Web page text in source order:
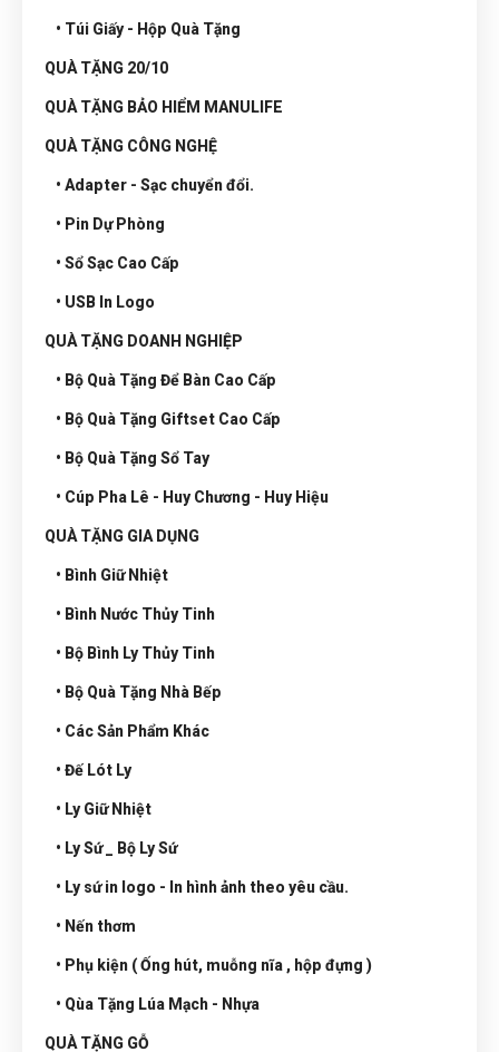
• Túi Giấy - Hộp Quà Tặng
QUÀ TẶNG 20/10
QUÀ TẶNG BẢO HIỂM MANULIFE
QUÀ TẶNG CÔNG NGHỆ
• Adapter - Sạc chuyển đổi.
• Pin Dự Phòng
• Sổ Sạc Cao Cấp
• USB In Logo
QUÀ TẶNG DOANH NGHIỆP
• Bộ Quà Tặng Để Bàn Cao Cấp
• Bộ Quà Tặng Giftset Cao Cấp
• Bộ Quà Tặng Sổ Tay
• Cúp Pha Lê - Huy Chương - Huy Hiệu
QUÀ TẶNG GIA DỤNG
• Bình Giữ Nhiệt
• Bình Nước Thủy Tinh
• Bộ Bình Ly Thủy Tinh
• Bộ Quà Tặng Nhà Bếp
• Các Sản Phẩm Khác
• Đế Lót Ly
• Ly Giữ Nhiệt
• Ly Sứ _ Bộ Ly Sứ
• Ly sứ in logo - In hình ảnh theo yêu cầu.
• Nến thơm
• Phụ kiện ( Ống hút, muỗng nĩa , hộp đựng )
• Qùa Tặng Lúa Mạch - Nhựa
QUÀ TẶNG GỖ